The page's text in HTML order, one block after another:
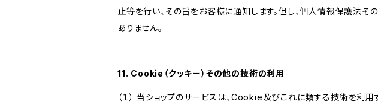
止等を行い、その旨をお客様に通知します。但し、個人情報保護法
ありません。
11. Cookie（クッキー）その他の技術の利用
（１） 当ショップのサービスは、Cookie及びこれに類する技術を利